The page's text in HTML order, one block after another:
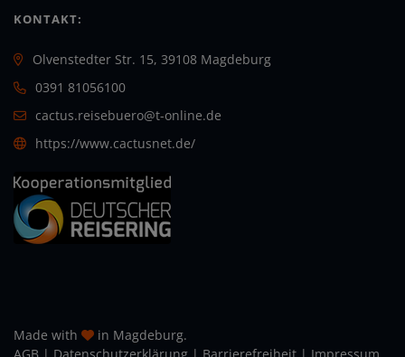
KONTAKT:
Olvenstedter Str. 15, 39108 Magdeburg
0391 81056100
cactus.reisebuero@t-online.de
https://www.cactusnet.de/
Made with
in Magdeburg.